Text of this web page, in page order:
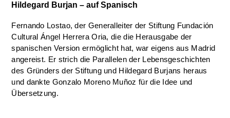
Hildegard Burjan – auf Spanisch
Fernando Lostao, der Generalleiter der Stiftung Fundación
Cultural Ángel Herrera Oria, die die Herausgabe der
spanischen Version ermöglicht hat, war eigens aus Madrid
angereist. Er strich die Parallelen der Lebensgeschichten
des Gründers der Stiftung und Hildegard Burjans heraus
und dankte Gonzalo Moreno Muñoz für die Idee und
Übersetzung.